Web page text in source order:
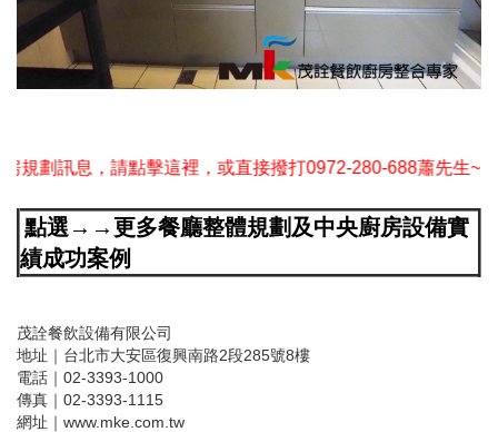
請點擊這裡，或直接撥打0972-280-688蕭先生~
點選→→更多餐廳整體規劃及中央廚房設備實
績成功案例
茂詮餐飲設備有限公司
地址｜台北市大安區復興南路2段285號8樓
電話｜02-3393-1000
傳真｜02-3393-1115
網址｜www.mke.com.tw